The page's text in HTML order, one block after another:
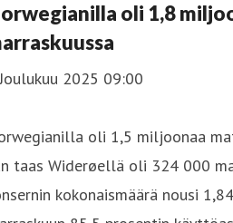
oli 1,8
2025 09:00
oli 1,5 miljoonaa
taas Widerøellä oli 324 000
kokonaismäärä nousi